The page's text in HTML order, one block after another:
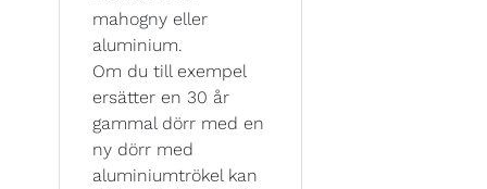
mahogny eller
aluminium.
Om du till exempel
ersätter en 30 år
gammal dörr med en
ny dörr med
aluminiumtrökel kan